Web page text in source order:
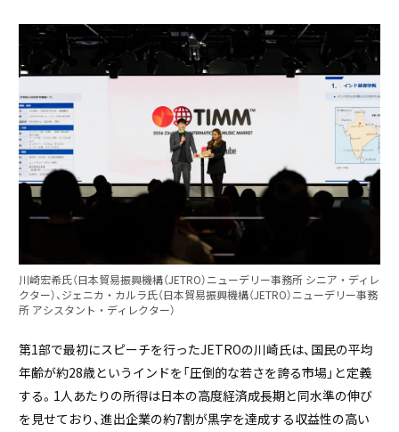
川崎宏希氏（⽇本貿易振興機構（JETRO）ニューデリー事務所 シニア‧ディレ
クター）、ジェニカ‧カルラ氏（⽇本貿易振興機構（JETRO）ニューデリー事務
所 アシスタント‧ディレクター）
第1部で最初にスピーチを行ったJETROの川崎氏は、国民の平均
年齢が約28歳というインドを「圧倒的な若さを誇る市場」と定義
する。1人あたりの所得は日本の高度経済成長期と同水準の伸び
を見せており、進出企業の約7割が黒字を達成する収益性の高い